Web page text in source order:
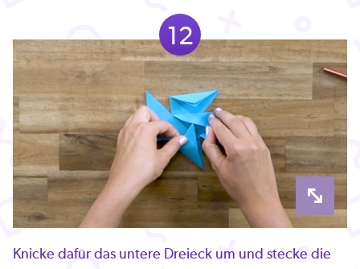
12
Knicke dafür das untere Dreieck um und stecke die